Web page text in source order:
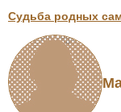
Судьба родных